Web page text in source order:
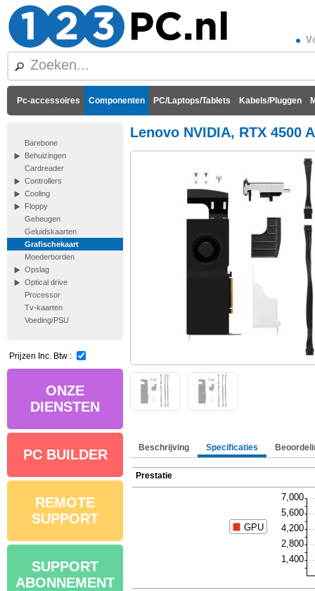
Pc-accessoires Componenten PC/Laptops/Tablets Kabels/Pluggen
Barebone
Behuizingen
Cardreader
Controllers
Cooling
Floppy
Geheugen
Geluidskaarten
Grafischekaart
Moederborden
Opslag
Optical drive
Processor
Tv-kaarten
Voeding/PSU
Prijzen Inc. Btw :
ONZE
DIENSTEN
PC BUILDER
REMOTE
SUPPORT
SUPPORT
ABONNEMENT
Lenovo NVIDIA, RTX 4500
Beschrijving Specificaties
Prestatie